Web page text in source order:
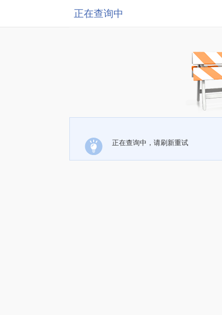
正在查询中
正在查询中，请刷新重试